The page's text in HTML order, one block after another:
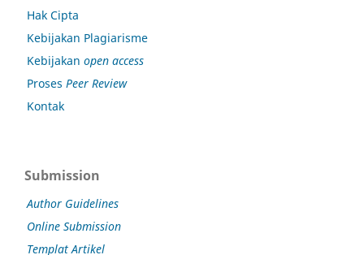
Hak Cipta
Kebijakan Plagiarisme
Kebijakan open access
Proses Peer Review
Kontak
Submission
Author Guidelines
Online Submission
Templat Artikel